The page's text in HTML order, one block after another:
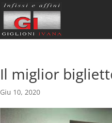
Il miglior
Giu 10, 2020